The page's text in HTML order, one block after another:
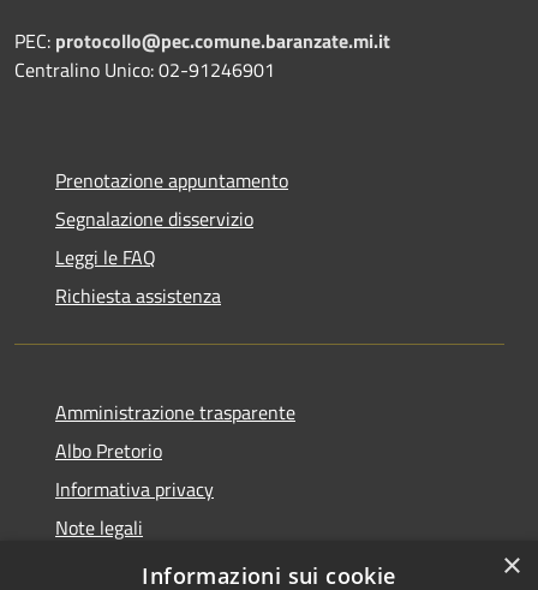
PEC: protocollo@pec.comune.baranzate.mi.it
Centralino Unico: 02-91246901
Prenotazione appuntamento
Segnalazione disservizio
Leggi le FAQ
Richiesta assistenza
Amministrazione trasparente
Albo Pretorio
Informativa privacy
Note legali
Dichiarazione di accessibilità
×
Informazioni sui cookie